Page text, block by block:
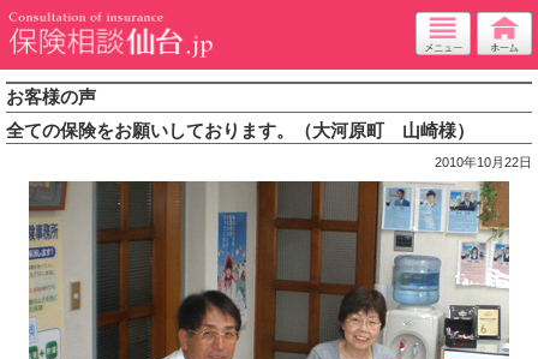
お客様の声
全ての保険をお願いしております。（大河原町 山崎様）
2010年10月22日